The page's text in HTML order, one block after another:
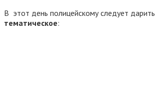
В этот день полицейскому следует дарить
тематическое: